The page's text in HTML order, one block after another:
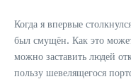
Когда я впервые
был смущён. Как это
можно заставить людей
пользу шевелящегося